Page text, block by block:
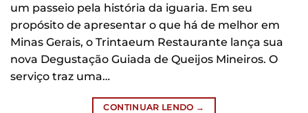
um passeio pela história da iguaria. Em seu
propósito de apresentar o que há de melhor em
Minas Gerais, o Trintaeum Restaurante lança sua
nova Degustação Guiada de Queijos Mineiros. O
serviço traz uma…
CONTINUAR LENDO →